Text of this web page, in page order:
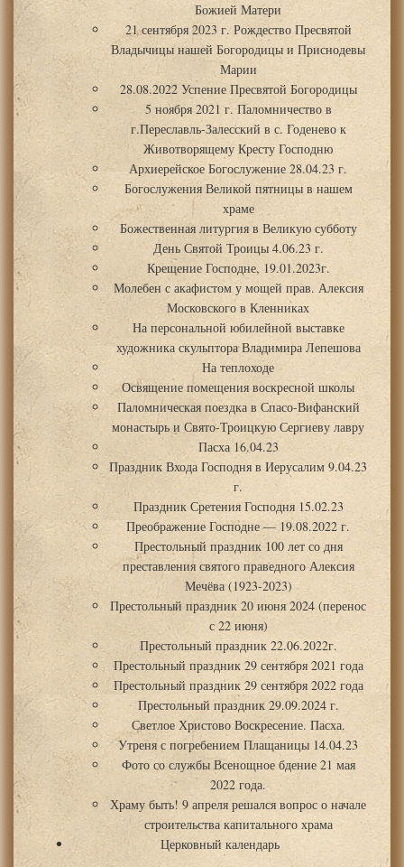
Божией Матери
21 сентября 2023 г. Рождество Пресвятой
Владычицы нашей Богородицы и Приснодевы
Марии
28.08.2022 Успение Пресвятой Богородицы
5 ноября 2021 г. Паломничество в
г.Переславль-Залесский в с. Годенево к
Животворящему Кресту Господню
Архиерейское Богослужение 28.04.23 г.
Богослужения Великой пятницы в нашем
храме
Божественная литургия в Великую субботу
День Святой Троицы 4.06.23 г.
Крещение Господне, 19.01.2023г.
Молебен с акафистом у мощей прав. Алексия
Московского в Кленниках
На персональной юбилейной выставке
художника скульптора Владимира Лепешова
На теплоходе
Освящение помещения воскресной школы
Паломническая поездка в Спасо-Вифанский
монастырь и Свято-Троицкую Сергиеву лавру
Пасха 16.04.23
Праздник Входа Господня в Иерусалим 9.04.23
г.
Праздник Сретения Господня 15.02.23
Преображение Господне — 19.08.2022 г.
Престольный праздник 100 лет со дня
преставления святого праведного Алексия
Мечёва (1923-2023)
Престольный праздник 20 июня 2024 (перенос
с 22 июня)
Престольный праздник 22.06.2022г.
Престольный праздник 29 сентября 2021 года
Престольный праздник 29 сентября 2022 года
Престольный праздник 29.09.2024 г.
Светлое Христово Воскресение. Пасха.
Утреня с погребением Плащаницы 14.04.23
Фото со службы Всенощное бдение 21 мая
2022 года.
Храму быть! 9 апреля решался вопрос о начале
строительства капитального храма
Церковный календарь